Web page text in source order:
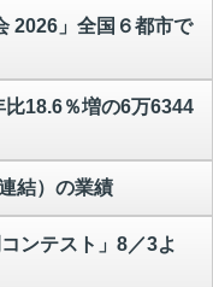
2026」全国６都市で
18.6％増の6万6344
結）の業績
ンテスト」8／3よ